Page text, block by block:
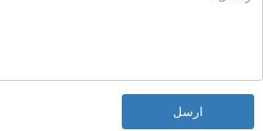
ارسل